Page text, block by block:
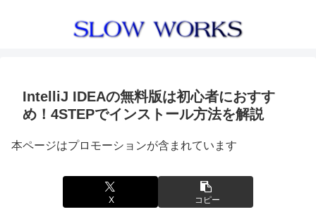
IntelliJ IDEAの無料版は初心者におすす
め！4STEPでインストール方法を解説
本ページはプロモーションが含まれています
X コピー